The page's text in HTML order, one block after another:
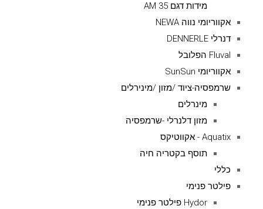
מידות דגם AM 35
אקווריומי נווה NEWA
דנרלי DENNERLE
Fluval הפלובל
אקווריומי SunSun
שרמפסיה-ציוד /מזון /מינירלים
מינרלים
מזון דלנרלי -שרמפסיה
Aquatix - אקווטיקס
תוסף בקטריה חיה
כללי
פילטר פנימי
Hydor פילטר פנימי